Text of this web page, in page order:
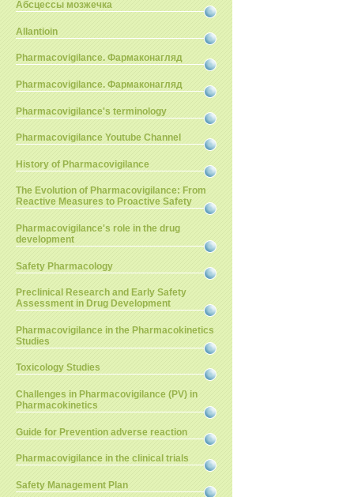
Абсцессы мозжечка
Allantioin
Pharmacovigilance. Фармаконагляд
Pharmacovigilance. Фармаконагляд
Pharmacovigilance's terminology
Pharmacovigilance Youtube Channel
History of Pharmacovigilance
The Evolution of Pharmacovigilance: From
Reactive Measures to Proactive Safety
Pharmacovigilance's role in the drug
development
Safety Pharmacology
Preclinical Research and Early Safety
Assessment in Drug Development
Pharmacovigilance in the Pharmacokinetics
Studies
Toxicology Studies
Challenges in Pharmacovigilance (PV) in
Pharmacokinetics
Guide for Prevention adverse reaction
Pharmacovigilance in the clinical trials
Safety Management Plan